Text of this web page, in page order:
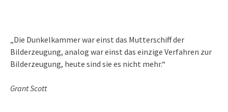
„Die Dunkelkammer war einst das Mutterschiff der
Bilderzeugung, analog war einst das einzige Verfahren zur
Bilderzeugung, heute sind sie es nicht mehr.“
Grant Scott